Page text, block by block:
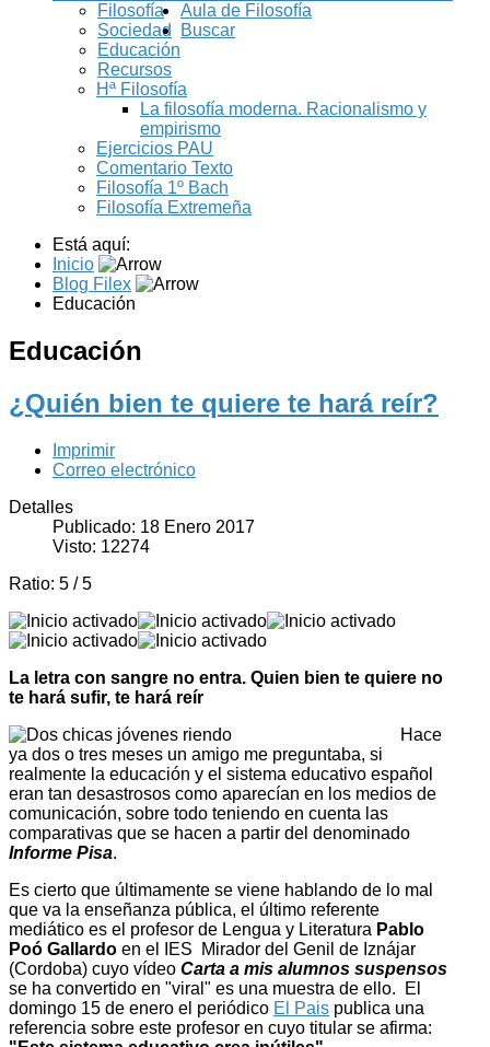
Filosofía
Sociedad
Educación
Recursos
Aula de Filosofía
Hª Filosofía
La filosofía moderna. Racionalismo y
empirismo
Ejercicios PAU
Comentario Texto
Filosofía 1º Bach
Filosofía Extremeña
Buscar
Está aquí:
Inicio
Blog Filex
Educación
Educación
¿Quién bien te quiere te hará reír?
Imprimir
Correo electrónico
Detalles
Publicado: 18 Enero 2017
Visto: 12274
Ratio: 5 /5
La letra con sangre no entra. Quien bien te quiere no
te hará sufir, te hará reír
Hace
ya dos o tres meses un amigo me preguntaba, si
realmente la educación y el sistema educativo español
eran tan desastrosos como aparecían en los medios de
comunicación, sobre todo teniendo en cuenta las
comparativas que se hacen a partir del denominado
Informe Pisa.
Es cierto que últimamente se viene hablando de lo mal
que va la enseñanza pública, el último referente
mediático es el profesor de Lengua y Literatura Pablo
Poó Gallardo en el IES Mirador del Genil de Iznájar
(Cordoba) cuyo vídeo Carta a mis alumnos suspensos
se ha convertido en "viral" es una muestra de ello. El
domingo 15 de enero el periódico El Pais publica una
referencia sobre este profesor en cuyo titular se afirma: